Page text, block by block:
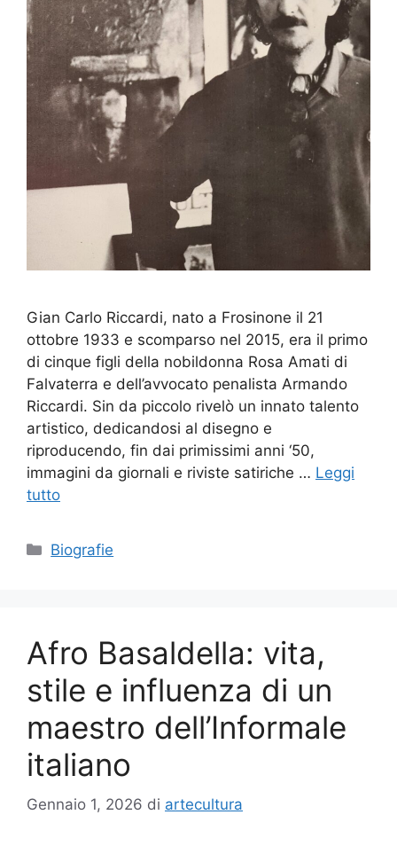
Gian Carlo Riccardi, nato a Frosinone il 21
ottobre 1933 e scomparso nel 2015, era il primo
di cinque figli della nobildonna Rosa Amati di
Falvaterra e dell’avvocato penalista Armando
Riccardi. Sin da piccolo rivelò un innato talento
artistico, dedicandosi al disegno e
riproducendo, fin dai primissimi anni ‘50,
immagini da giornali e riviste satiriche … Leggi
tutto
Categorie
Biografie
Afro Basaldella: vita,
stile e influenza di un
maestro dell’Informale
italiano
Gennaio 1, 2026 di artecultura